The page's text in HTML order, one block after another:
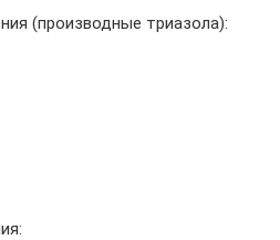
(производные триазола):